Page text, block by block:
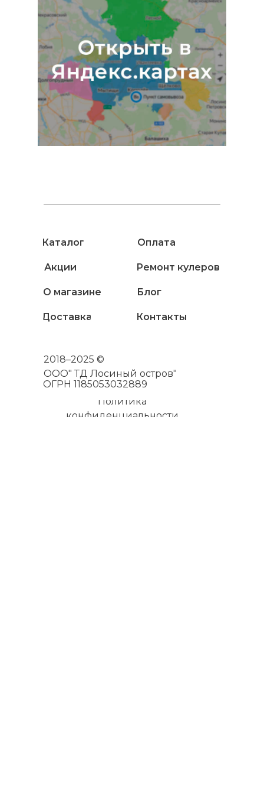
2018–2025 ©
ООО" ТД Лосиный остров"
ОГРН 1185053032889
Каталог
Акции
О магазине
Доставка
Оплата
Ремонт кулеров
Блог
Политика
конфиденциальности
Контакты